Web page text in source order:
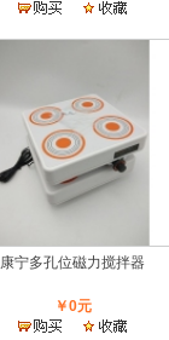
康宁多孔位磁力搅拌器
￥0元